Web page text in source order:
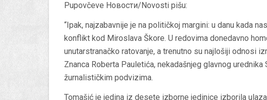
Pupovčeve Новости/Novosti pišu:
“Ipak, najzabavnije je na političkoj margini: u danu kada
konflikt kod Miroslava Škore. U redovima donedavno
unutarstranačko ratovanje, a trenutno su najlošiji odnosi
Znanca Roberta Pauletića, nekadašnjeg glavnog
žurnalističkim podvizima.
Tomašić je jedina iz desete izborne jedinice izborila